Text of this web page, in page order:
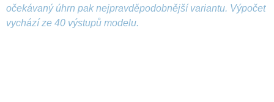
očekávaný úhrn pak nejpravděpodobnější variantu. Výpočet
vychází ze 40 výstupů modelu.